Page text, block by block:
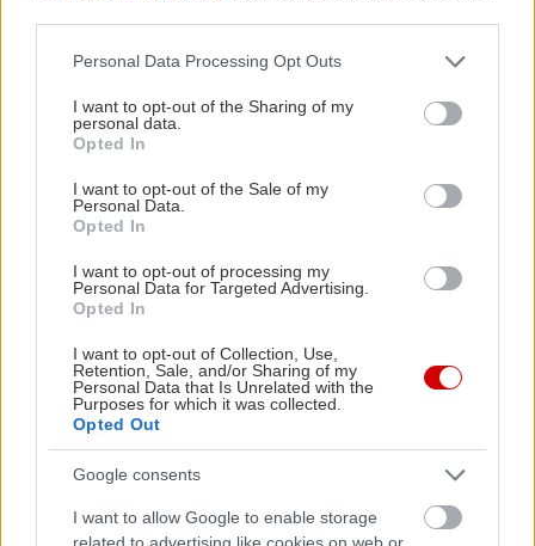
Please note that this website/app uses one or more Google
not limited to your visit or usage behaviour. You may click to
grant or deny consent to Google and its third-party tags to
use your data for below specified purposes in below Google
consent section.
Personal Data Processing Opt Outs
I want to opt-out of the Sharing of my
personal data.
Opted In
I want to opt-out of the Sale of my
Personal Data.
Opted In
I want to opt-out of processing my
Personal Data for Targeted Advertising.
Opted In
I want to opt-out of Collection, Use,
Retention, Sale, and/or Sharing of my
Personal Data that Is Unrelated with the
Purposes for which it was collected.
Opted Out
Google consents
I want to allow Google to enable storage
related to advertising like cookies on web or